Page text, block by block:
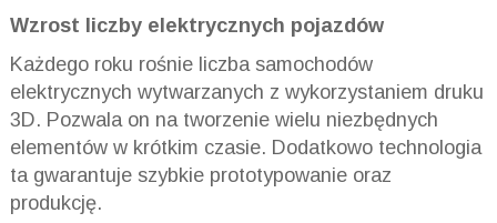
Wzrost liczby elektrycznych pojazdów
Każdego roku rośnie liczba samochodów
elektrycznych wytwarzanych z wykorzystaniem druku
3D. Pozwala on na tworzenie wielu niezbędnych
elementów w krótkim czasie. Dodatkowo technologia
ta gwarantuje szybkie prototypowanie oraz
produkcję.